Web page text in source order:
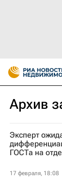
Архив
Эксперт
ГОСТа на
17 февраля, 18:08